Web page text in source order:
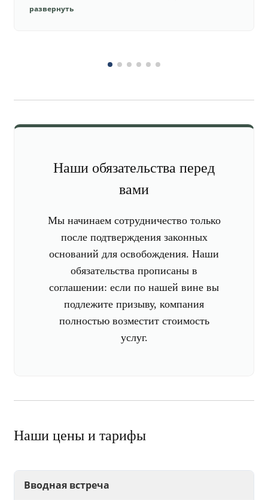
функций. Юристы подготовили документы,
развернуть
Наши обязательства перед
вами
Мы начинаем сотрудничество только
после подтверждения законных
оснований для освобождения. Наши
обязательства прописаны в
соглашении: если по нашей вине вы
подлежите призыву, компания
полностью возместит стоимость
услуг.
Наши цены и тарифы
Вводная встреча